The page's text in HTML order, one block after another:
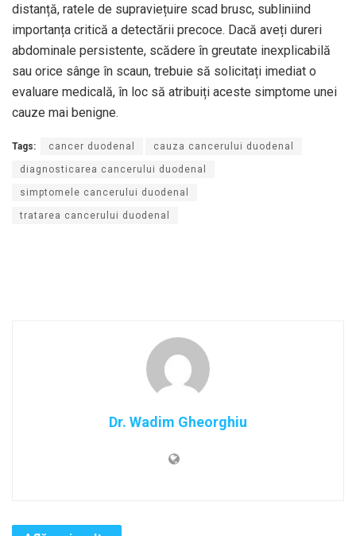
distanță, ratele de supraviețuire scad brusc, subliniind
importanța critică a detectării precoce. Dacă aveți dureri
abdominale persistente, scădere în greutate inexplicabilă
sau orice sânge în scaun, trebuie să solicitați imediat o
evaluare medicală, în loc să atribuiți aceste simptome unei
cauze mai benigne.
Tags: cancer duodenal cauza cancerului duodenal
diagnosticarea cancerului duodenal
simptomele cancerului duodenal
tratarea cancerului duodenal
Dr. Wadim Gheorghiu